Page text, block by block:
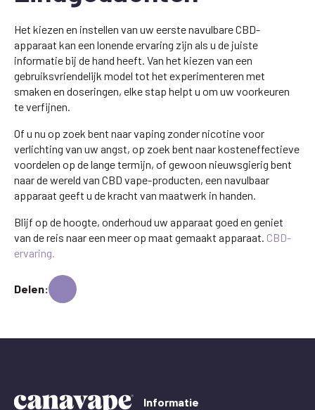
Het kiezen en instellen van uw eerste navulbare CBD-
apparaat kan een lonende ervaring zijn als u de juiste
informatie bij de hand heeft. Van het kiezen van een
gebruiksvriendelijk model tot het experimenteren met
smaken en doseringen, elke stap helpt u om uw voorkeuren
te verfijnen.
Of u nu op zoek bent naar vaping zonder nicotine voor
verlichting van uw angst, op zoek bent naar kosteneffectieve
voordelen op de lange termijn, of gewoon nieuwsgierig bent
naar de wereld van CBD vape-producten, een navulbaar
apparaat geeft u de kracht van maatwerk in handen.
Blijf op de hoogte, onderhoud uw apparaat goed en geniet
van de reis naar een meer op maat gemaakt apparaat. CBD-
ervaring.
Delen:
Informatie